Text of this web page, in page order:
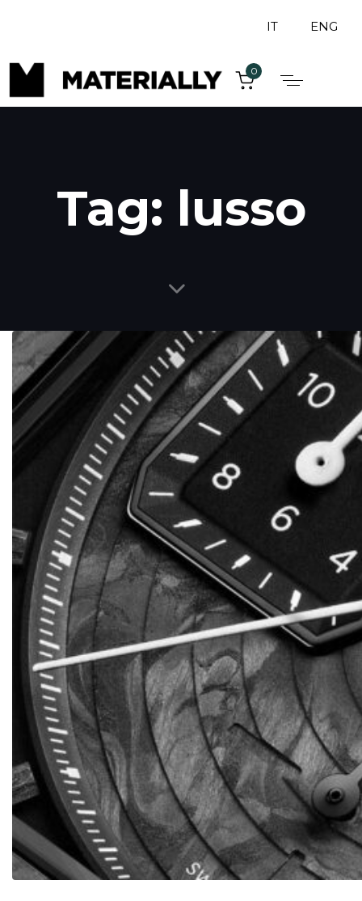
IT ENG
0
Tag: lusso